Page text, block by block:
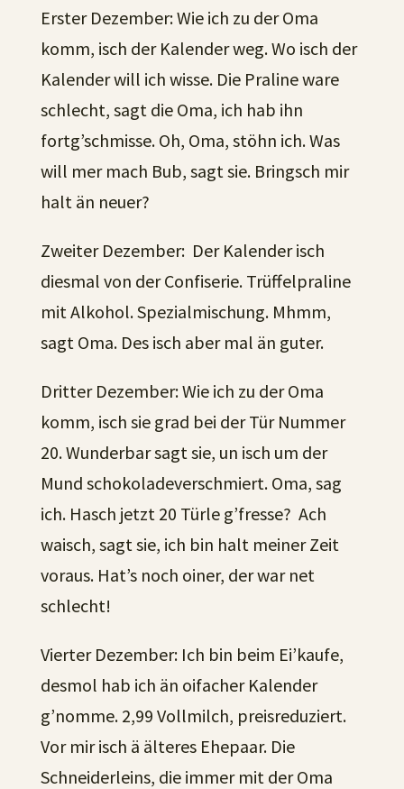
Erster Dezember: Wie ich zu der Oma
komm, isch der Kalender weg. Wo isch der
Kalender will ich wisse. Die Praline ware
schlecht, sagt die Oma, ich hab ihn
fortg’schmisse. Oh, Oma, stöhn ich. Was
will mer mach Bub, sagt sie. Bringsch mir
halt än neuer?
Zweiter Dezember: Der Kalender isch
diesmal von der Confiserie. Trüffelpraline
mit Alkohol. Spezialmischung. Mhmm,
sagt Oma. Des isch aber mal än guter.
Dritter Dezember: Wie ich zu der Oma
komm, isch sie grad bei der Tür Nummer
20. Wunderbar sagt sie, un isch um der
Mund schokoladeverschmiert. Oma, sag
ich. Hasch jetzt 20 Türle g’fresse? Ach
waisch, sagt sie, ich bin halt meiner Zeit
voraus. Hat’s noch oiner, der war net
schlecht!
Vierter Dezember: Ich bin beim Ei’kaufe,
desmol hab ich än oifacher Kalender
g’nomme. 2,99 Vollmilch, preisreduziert.
Vor mir isch ä älteres Ehepaar. Die
Schneiderleins, die immer mit der Oma